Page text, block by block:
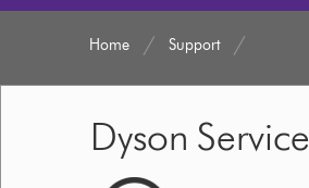
Home Support
Dyson Service